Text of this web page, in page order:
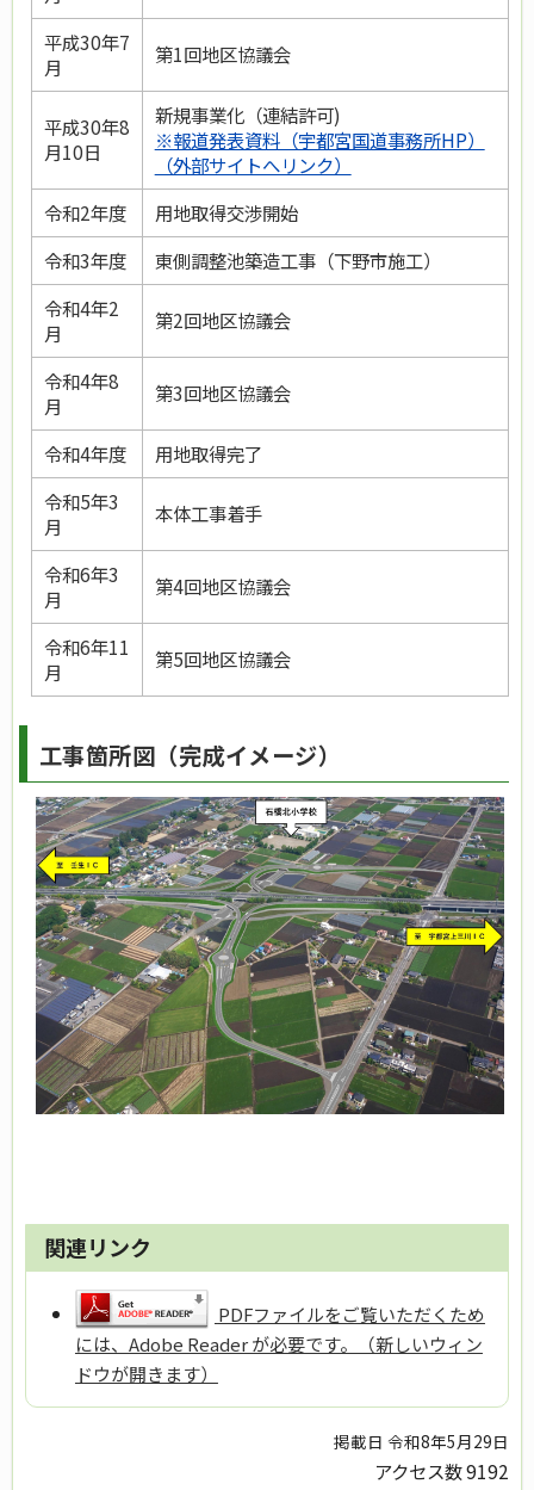
平成30年7
月
第1回地区協議会
平成30年8
月10日
新規事業化（連結許可)
※報道発表資料（宇都宮国道事務所HP）
（外部サイトへリンク）
令和2年度
用地取得交渉開始
令和3年度
東側調整池築造工事（下野市施工）
令和4年2
月
第2回地区協議会
令和4年8
月
第3回地区協議会
令和4年度
用地取得完了
令和5年3
月
本体工事着手
令和6年3
月
第4回地区協議会
令和6年11
月
第5回地区協議会
工事箇所図（完成イメージ）
関連リンク
PDFファイルをご覧いただくため
には、Adobe Reader が必要です。（新しいウィン
ドウが開きます）
掲載日 令和8年5月29日
アクセス数9192